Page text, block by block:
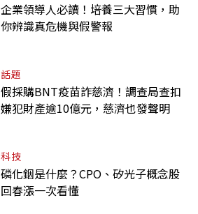
企業領導人必讀！培養三大習慣，助
你辨識真危機與假警報
話題
假採購BNT疫苗詐慈濟！調查局查扣
嫌犯財產逾10億元，慈濟也發聲明
科技
磷化銦是什麼？CPO、矽光子概念股
回春漲一次看懂